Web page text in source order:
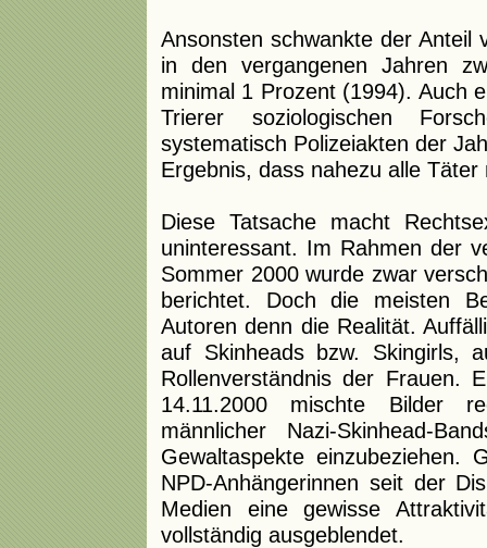
Ansonsten schwankte der Anteil
in den vergangenen Jahren
minimal 1 Prozent (1994). Auch
Trierer soziologischen
systematisch Polizeiakten der
Ergebnis, dass nahezu alle
Diese Tatsache macht
uninteressant. Im Rahmen der
Sommer 2000 wurde zwar
berichtet. Doch die meisten
Autoren denn die Realität.
auf Skinheads bzw. Skingirls,
Rollenverständnis der Frauen.
14.11.2000 mischte Bilder
männlicher Nazi-Skinhead-
Gewaltaspekte einzubeziehen.
NPD-Anhängerinnen seit der
Medien eine gewisse
vollständig ausgeblendet.